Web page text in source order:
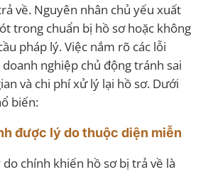
về. Nguyên nhân chủ yếu xuất
trong chuẩn bị hồ sơ hoặc không
pháp lý. Việc nắm rõ các lỗi
nghiệp chủ động tránh sai
và chi phí xử lý lại hồ sơ. Dưới
biến:
được lý do thuộc diện miễn
chính khiến hồ sơ bị trả về là